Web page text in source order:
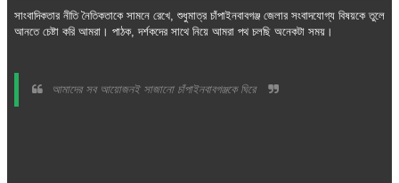
সাংবাদিকতার নীতি নৈতিকতাকে সামনে রেখে, শুধুমাত্র চাঁপাইনবাবগঞ্জ জেলার সংবাদযোগ্য বিষয়কে তুলে
আনতে চেষ্টা করি আমরা। পাঠক, দর্শকদের সাথে নিয়ে আমরা পথ চলছি অনেকটা সময়।
আমাদের সব আয়োজনই সাজানো চাঁপাইনবাবগঞ্জকে ঘিরে